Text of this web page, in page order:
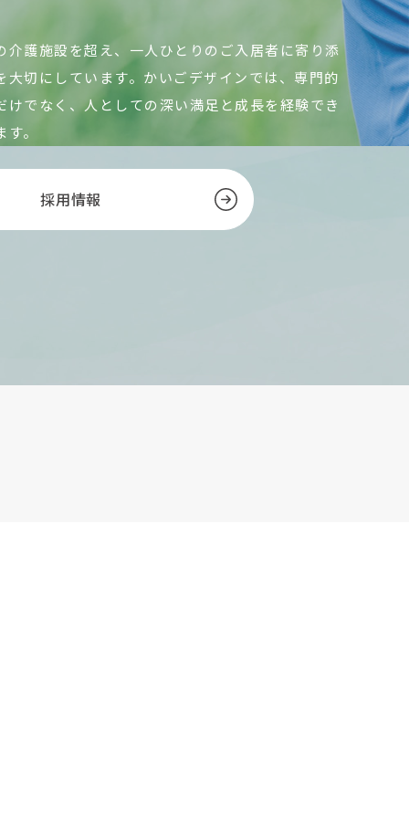
介護施設を超え、一人ひとりのご入居者に寄り添
大切にしています。かいごデザインでは、専門的
けでなく、人としての深い満足と成長を経験でき
。
採用情報